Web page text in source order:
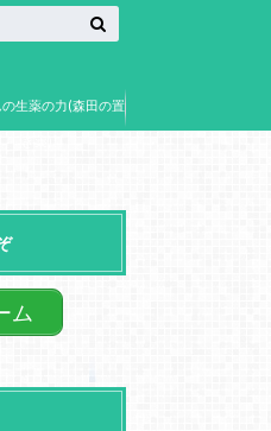
生薬の力(森田の置
ム